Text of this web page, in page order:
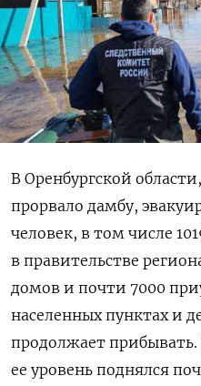
В Оренбургской
прорвало дамбу,
человек, в том числе
в правительстве
домов и почти 7000
населенных пунктах и
продолжает
ее уровень поднялся